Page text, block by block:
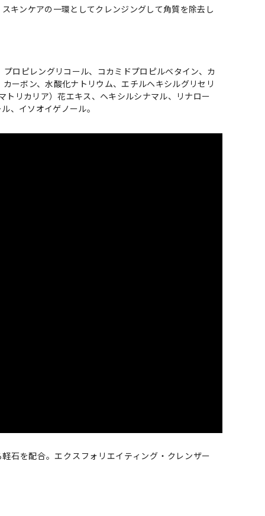
キンケアの一環としてクレンジングして角質を除去し
ロピレングリコール、コカミドプロピルベタイン、カ
ーボン、水酸化ナトリウム、エチルヘキシルグリセリ
トリカリア）花エキス、ヘキシルシナマル、リナロー
、イソオイゲノール。
石を配合。エクスフォリエイティング・クレンザー